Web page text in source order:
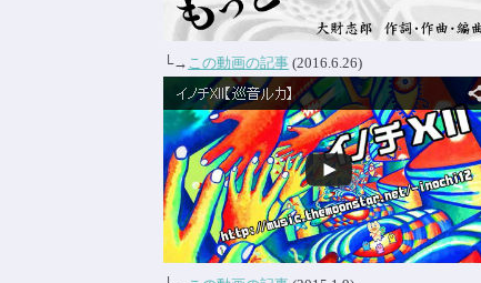
└→ この動画の記事 (2016.6.26)